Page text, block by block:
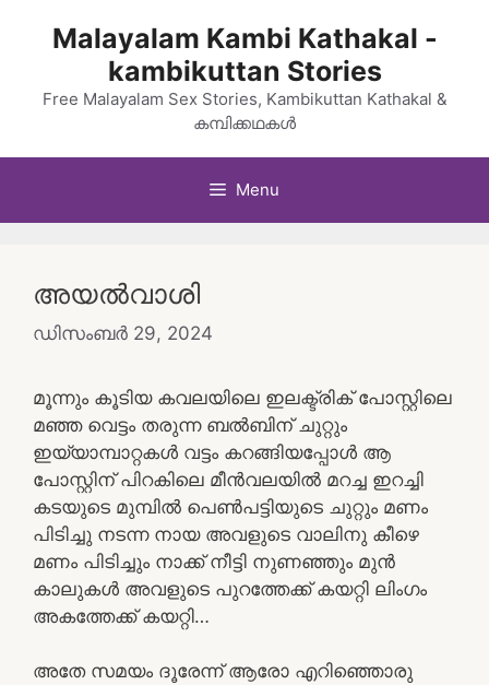
Malayalam Kambi Kathakal -
kambikuttan Stories
Free Malayalam Sex Stories, Kambikuttan Kathakal &
കമ്പിക്കഥകൾ
Menu
അയൽവാശി
ഡിസംബർ 29, 2024
മൂന്നും കൂടിയ കവലയിലെ ഇലക്ട്രിക് പോസ്റ്റിലെ
മഞ്ഞ വെട്ടം തരുന്ന ബൽബിന്‌ ചുറ്റും
ഇയ്യാമ്പാറ്റകൾ വട്ടം കറങ്ങിയപ്പോൾ ആ
പോസ്റ്റിന് പിറകിലെ മീൻവലയിൽ മറച്ച ഇറച്ചി
കടയുടെ മുമ്പിൽ പെൺപട്ടിയുടെ ചുറ്റും മണം
പിടിച്ചു നടന്ന നായ അവളുടെ വാലിനു കീഴെ
മണം പിടിച്ചും നാക്ക് നീട്ടി നുണഞ്ഞും മുൻ
കാലുകൾ അവളുടെ പുറത്തേക്ക് കയറ്റി ലിംഗം
അകത്തേക്ക് കയറ്റി…
അതേ സമയം ദൂരേന്ന് ആരോ എറിഞ്ഞൊരു